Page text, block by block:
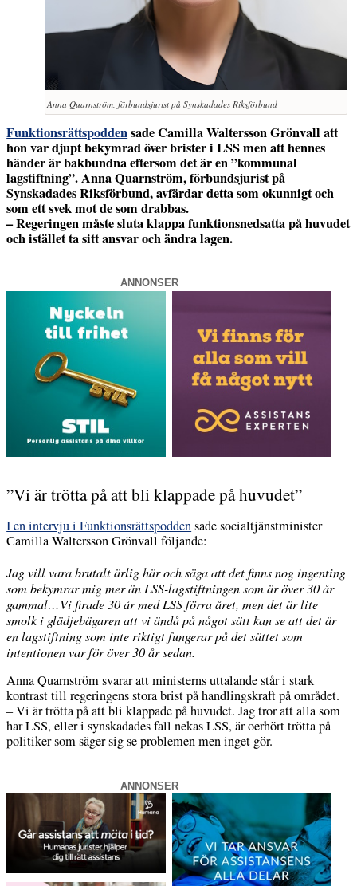
Anna Quarnström, förbundsjurist på Synskadades Riksförbund
Funktionsrättspoddensade Camilla Waltersson Grönvall att
hon var djupt bekymrad över brister i LSS men att hennes
händer är bakbundna eftersom det är en ”kommunal
lagstiftning”. Anna Quarnström, förbundsjurist på
Synskadades Riksförbund, avfärdar detta som okunnigt och
som ett svek mot de som drabbas.
– Regeringen måste sluta klappa funktionsnedsatta på huvudet
och istället ta sitt ansvar och ändra lagen.
ANNONSER
”Vi är trötta på att bli klappade på huvudet”
I en intervju i Funktionsrättspoddensade socialtjänstminister
Camilla Waltersson Grönvall följande:
Jag vill vara brutalt ärlig här och säga att det finns nog ingenting
som bekymrar mig mer än LSS-lagstiftningen som är över 30 år
gammal…Vi firade 30 år med LSS förra året, men det är lite
smolk i glädjebägaren att vi ändå på något sätt kan se att det är
en lagstiftning som inte riktigt fungerar på det sättet som
intentionen var för över 30 år sedan.
Anna Quarnström svarar att ministerns uttalande står i stark
kontrast till regeringens stora brist på handlingskraft på området.
– Vi är trötta på att bli klappade på huvudet. Jag tror att alla som
har LSS, eller i synskadades fall nekas LSS, är oerhört trötta på
politiker som säger sig se problemen men inget gör.
ANNONSER